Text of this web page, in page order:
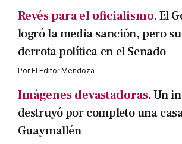
Revés para el oficialismo.El
logró la media sanción, pero
derrota política en el Senado
PorEl Editor Mendoza
Imágenes devastadoras.Un
destruyó por completo una
Guaymallén